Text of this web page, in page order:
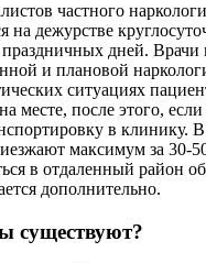
частного
на дежурстве
дней. Врачи
и плановой
ситуациях
месте, после этого, если
в клинику.
максимум за 30-
в отдаленный район
дополнительно.
существуют?